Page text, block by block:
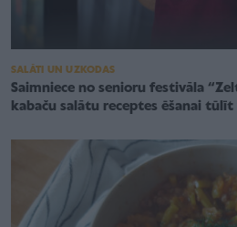
SALĀTI UN UZKODAS
Saimniece no senioru festivāla
kabaču salātu receptes ēšanai